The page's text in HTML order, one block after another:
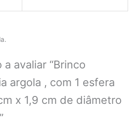
avaliar “Brinco
argola , com 1 esfera
x 1,9 cm de diâmetro